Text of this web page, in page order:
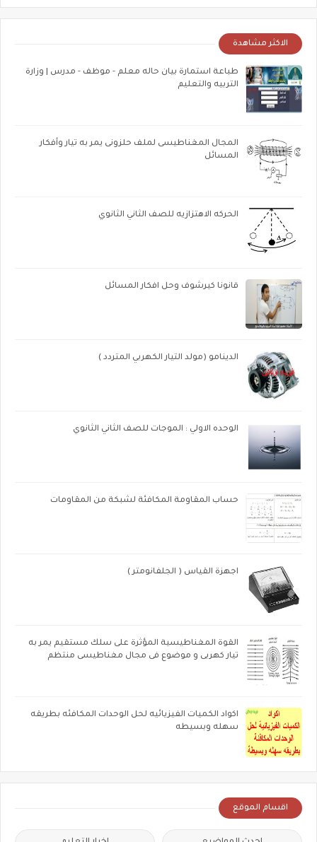
الاكثر مشاهدة
طباعة استمارة بيان حاله معلم - موظف - مدرس | وزارة
التربيه والتعليم
المجال المغناطيسى لملف حلزونى يمر به تيار وأفكار
المسائل
الحركه الاهتزازيه للصف الثاني الثانوي
قانونا كيرشوف وحل افكار المسائل
الدينامو (مولد التيار الكهربي المتردد )
الوحده الاولي : الموجات للصف الثاني الثانوي
حساب المقاومة المكافئة لشبكة من المقاومات
اجهزة القياس ( الجلفانومتر )
القوة المغناطيسية المؤثرة على سلك مستقيم يمر به
تيار كهربى و موضوع فى مجال مغناطيسى منتظم
اكواد الكميات الفيزيائيه لحل الوحدات المكافئه بطريقه
سهله وبسيطه
اقسام الموقع